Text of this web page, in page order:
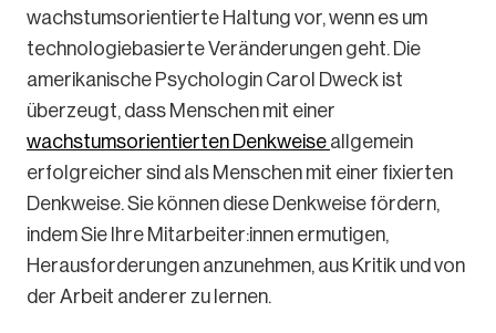
wachstumsorientierte Haltung vor, wenn es um
technologiebasierte Veränderungen geht. Die
amerikanische Psychologin Carol Dweck ist
überzeugt, dass Menschen mit einer
wachstumsorientierten Denkweise allgemein
erfolgreicher sind als Menschen mit einer fixierten
Denkweise. Sie können diese Denkweise fördern,
indem Sie Ihre Mitarbeiter:innen ermutigen,
Herausforderungen anzunehmen, aus Kritik und von
der Arbeit anderer zu lernen.